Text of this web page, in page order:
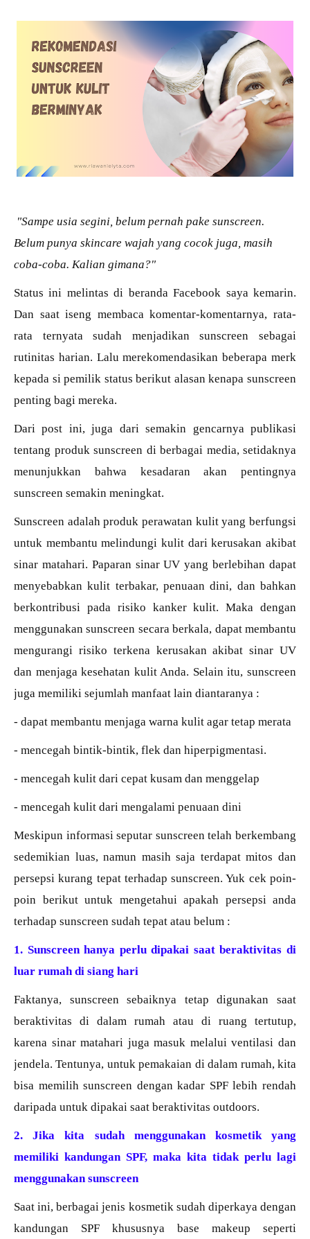
"Sampe usia segini, belum pernah pake sunscreen.
Belum punya skincare wajah yang cocok juga, masih
coba-coba. Kalian gimana?"
Status ini melintas di beranda Facebook saya kemarin.
Dan saat iseng membaca komentar-komentarnya, rata-
rata ternyata sudah menjadikan sunscreen sebagai
rutinitas harian. Lalu merekomendasikan beberapa merk
kepada si pemilik status berikut alasan kenapa sunscreen
penting bagi mereka.
Dari post ini, juga dari semakin gencarnya publikasi
tentang produk sunscreen di berbagai media, setidaknya
menunjukkan bahwa kesadaran akan pentingnya
sunscreen semakin meningkat.
Sunscreen adalah produk perawatan kulit yang berfungsi
untuk membantu melindungi kulit dari kerusakan akibat
sinar matahari. Paparan sinar UV yang berlebihan dapat
menyebabkan kulit terbakar, penuaan dini, dan bahkan
berkontribusi pada risiko kanker kulit. Maka dengan
menggunakan sunscreen secara berkala, dapat membantu
mengurangi risiko terkena kerusakan akibat sinar UV
dan menjaga kesehatan kulit Anda. Selain itu, sunscreen
juga memiliki sejumlah manfaat lain diantaranya :
- dapat membantu menjaga warna kulit agar tetap merata
- mencegah bintik-bintik, flek dan hiperpigmentasi.
- mencegah kulit dari cepat kusam dan menggelap
- mencegah kulit dari mengalami penuaan dini
Meskipun informasi seputar sunscreen telah berkembang
sedemikian luas, namun masih saja terdapat mitos dan
persepsi kurang tepat terhadap sunscreen. Yuk cek poin-
poin berikut untuk mengetahui apakah persepsi anda
terhadap sunscreen sudah tepat atau belum :
1. Sunscreen hanya perlu dipakai saat beraktivitas di
luar rumah di siang hari
Faktanya, sunscreen sebaiknya tetap digunakan saat
beraktivitas di dalam rumah atau di ruang tertutup,
karena sinar matahari juga masuk melalui ventilasi dan
jendela. Tentunya, untuk pemakaian di dalam rumah, kita
bisa memilih sunscreen dengan kadar SPF lebih rendah
daripada untuk dipakai saat beraktivitas outdoors.
2. Jika kita sudah menggunakan kosmetik yang
memiliki kandungan SPF, maka kita tidak perlu lagi
menggunakan sunscreen
Saat ini, berbagai jenis kosmetik sudah diperkaya dengan
kandungan SPF khususnya base makeup seperti